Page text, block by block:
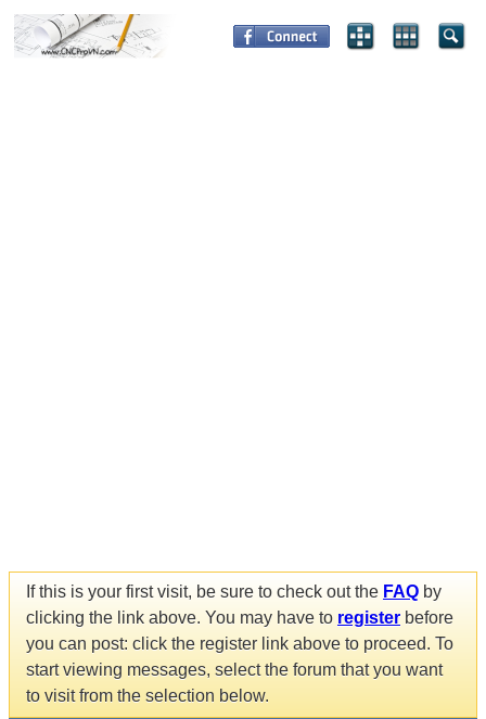
If this is your first visit, be sure to check out the FAQ by
clicking the link above. You may have to register before
you can post: click the register link above to proceed. To
start viewing messages, select the forum that you want
to visit from the selection below.